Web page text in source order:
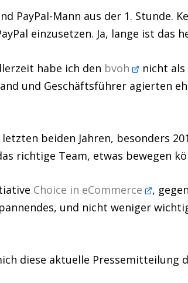
PayPal-Mann aus der 1. Stunde.
einzusetzen. Ja, lange ist das
habe ich den bvoh
nicht
und Geschäftsführer agierten
beiden Jahren, besonders
richtige Team, etwas bewegen
Choice in eCommerce ,
und nicht weniger
diese aktuelle Pressemitteilung